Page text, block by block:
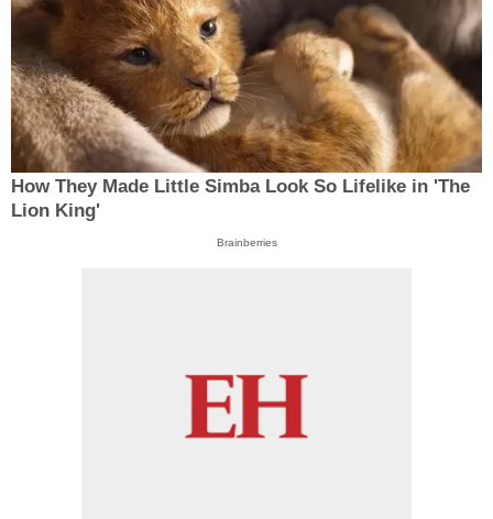
How They Made Little Simba Look So Lifelike in 'The
Lion King'
Brainberries